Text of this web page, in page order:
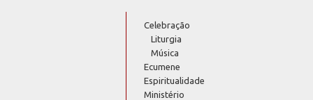
Celebração
Liturgia
Música
Ecumene
Espiritualidade
Ministério